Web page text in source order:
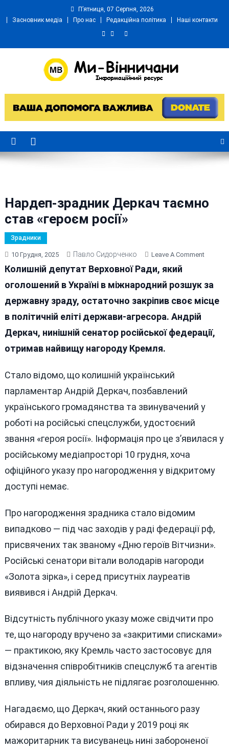
П’ятниця, 07 Серпня, 2026
Засновник медіа
Про нас Редакційна політика Наші контакти
Ми Вінничани
Нардеп-зрадник Деркач таємно
став «героєм росії»
Зрадники
10 Грудня, 2025 Павло Сидорченко Leave A CommentOn
Деркач
Таємно
Росії»
Колишній депутат Верховної Ради, який
оголошений в Україні в міжнародний розшук за
державну зраду, остаточно закріпив своє місце
в політичній еліті держави-агресора. Андрій
Деркач, нинішній сенатор російської федерації,
отримав найвищу нагороду Кремля.
Стало відомо, що колишній український
парламентар Андрій Деркач, позбавлений
українського громадянства та звинувачений у
роботі на російські спецслужби, удостоєний
звання «героя росії». Інформація про це з’явилася у
російському медіапросторі 10 грудня, хоча
офіційного указу про нагородження у відкритому
доступі немає.
Про нагородження зрадника стало відомим
випадково — під час заходів у раді федерації рф,
присвячених так званому «Дню героїв Вітчизни».
Російські сенатори вітали володарів нагороди
«Золота зірка», і серед присутніх лауреатів
виявився і Андрій Деркач.
Відсутність публічного указу може свідчити про
те, що нагороду вручено за «закритими списками»
— практикою, яку Кремль часто застосовує для
відзначення співробітників спецслужб та агентів
впливу, чия діяльність не підлягає розголошенню.
Нагадаємо, що Деркач, який останнього разу
обирався до Верховної Ради у 2019 році як
мажоритарник та висуванець нині забороненої